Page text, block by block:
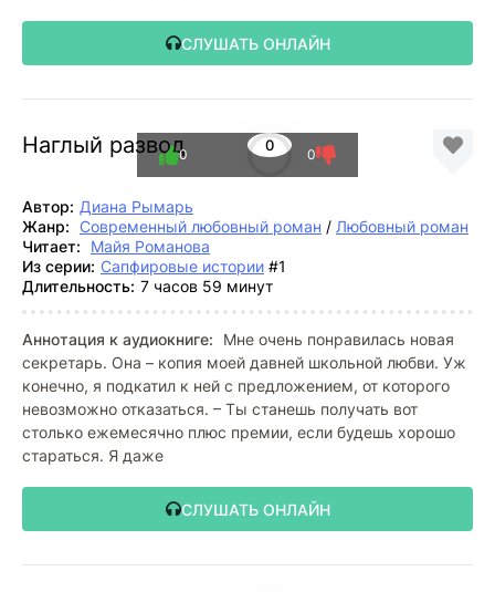
СЛУШАТЬ ОНЛАЙН
Наглый развод 0
0 0
Автор: Диана Рымарь
Жанр: Современный любовный роман / Любовный роман
Читает:
Майя Романова
Из серии: Сапфировые истории #1
Длительность: 7 часов 59 минут
Аннотация к аудиокниге:
Мне очень понравилась новая
секретарь. Она – копия моей давней школьной любви. Уж
конечно, я подкатил к ней с предложением, от которого
невозможно отказаться. – Ты станешь получать вот
столько ежемесячно плюс премии, если будешь хорошо
стараться. Я даже
СЛУШАТЬ ОНЛАЙН